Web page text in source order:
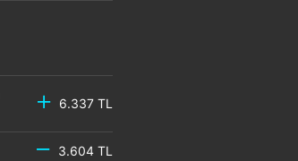
6.337 TL
3.604 TL